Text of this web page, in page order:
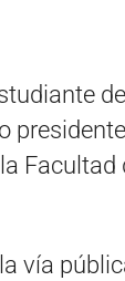
Facultad
vía